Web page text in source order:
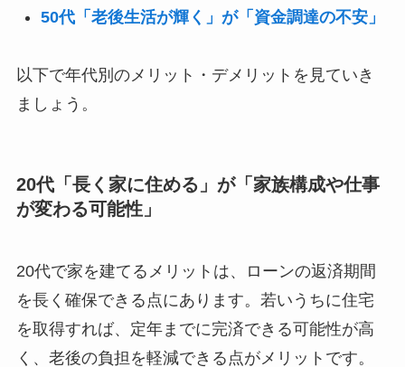
50代「老後生活が輝く」が「資金調達の不安」
以下で年代別のメリット・デメリットを見ていき
ましょう。
20代「長く家に住める」が「家族構成や仕事
が変わる可能性」
20代で家を建てるメリットは、ローンの返済期間
を長く確保できる点にあります。若いうちに住宅
を取得すれば、定年までに完済できる可能性が高
く、老後の負担を軽減できる点がメリットです。